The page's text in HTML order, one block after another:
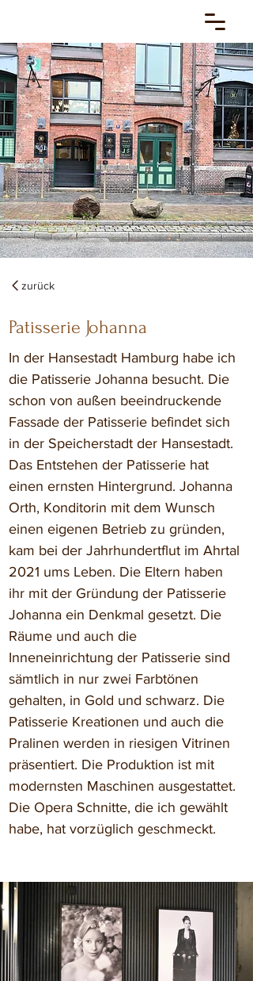
zurück
Patisserie Johanna
In der Hansestadt Hamburg habe ich
die Patisserie Johanna besucht. Die
schon von außen beeindruckende
Fassade der Patisserie befindet sich
in der Speicherstadt der Hansestadt.
Das Entstehen der Patisserie hat
einen ernsten Hintergrund. Johanna
Orth, Konditorin mit dem Wunsch
einen eigenen Betrieb zu gründen,
kam bei der Jahrhundertflut im Ahrtal
2021 ums Leben. Die Eltern haben
ihr mit der Gründung der Patisserie
Johanna ein Denkmal gesetzt. Die
Räume und auch die
Inneneinrichtung der Patisserie sind
sämtlich in nur zwei Farbtönen
gehalten, in Gold und schwarz. Die
Patisserie Kreationen und auch die
Pralinen werden in riesigen Vitrinen
präsentiert. Die Produktion ist mit
modernsten Maschinen ausgestattet.
Die Opera Schnitte, die ich gewählt
habe, hat vorzüglich geschmeckt.